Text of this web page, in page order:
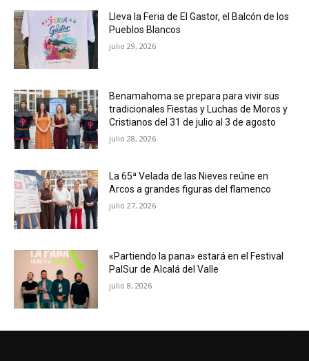
Lleva la Feria de El Gastor, el Balcón de los
Pueblos Blancos
julio 29, 2026
Benamahoma se prepara para vivir sus
tradicionales Fiestas y Luchas de Moros y
Cristianos del 31 de julio al 3 de agosto
julio 28, 2026
La 65ª Velada de las Nieves reúne en
Arcos a grandes figuras del flamenco
julio 27, 2026
«Partiendo la pana» estará en el Festival
PalSur de Alcalá del Valle
julio 8, 2026